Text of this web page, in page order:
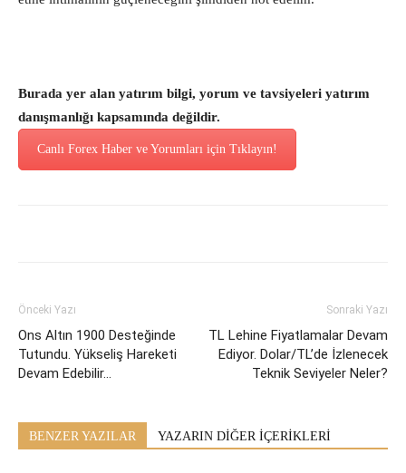
Burada yer alan yatırım bilgi, yorum ve tavsiyeleri yatırım
danışmanlığı kapsamında değildir.
Canlı Forex Haber ve Yorumları için Tıklayın!
Önceki Yazı
Ons Altın 1900 Desteğinde
Tutundu. Yükseliş Hareketi
Devam Edebilir…
Sonraki Yazı
TL Lehine Fiyatlamalar Devam
Ediyor. Dolar/TL’de İzlenecek
Teknik Seviyeler Neler?
BENZER YAZILAR YAZARIN DİĞER İÇERİKLERİ